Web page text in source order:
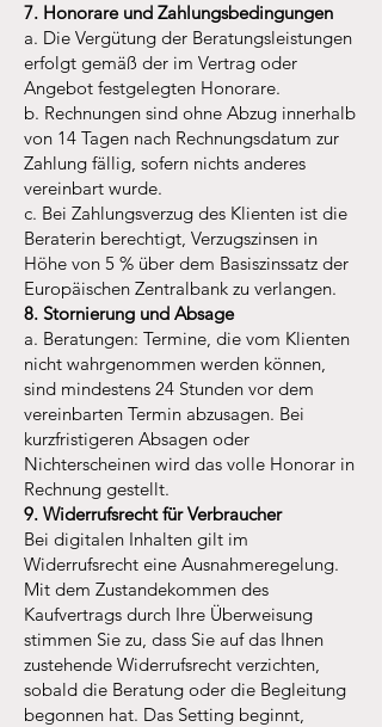
7. Honorare und Zahlungsbedingungen
a. Die Vergütung der Beratungsleistungen
erfolgt gemäß der im Vertrag oder
Angebot festgelegten Honorare.
b. Rechnungen sind ohne Abzug innerhalb
von 14 Tagen nach Rechnungsdatum zur
Zahlung fällig, sofern nichts anderes
vereinbart wurde.
c. Bei Zahlungsverzug des Klienten ist die
Beraterin berechtigt, Verzugszinsen in
Höhe von 5 % über dem Basiszinssatz der
Europäischen Zentralbank zu verlangen.
8. Stornierung und Absage
a. Beratungen: Termine, die vom Klienten
nicht wahrgenommen werden können,
sind mindestens 24 Stunden vor dem
vereinbarten Termin abzusagen. Bei
kurzfristigeren Absagen oder
Nichterscheinen wird das volle Honorar in
Rechnung gestellt.
9. Widerrufsrecht für Verbraucher
Bei digitalen Inhalten gilt im
Widerrufsrecht eine Ausnahmeregelung.
Mit dem Zustandekommen des
Kaufvertrags durch Ihre Überweisung
stimmen Sie zu, dass Sie auf das Ihnen
zustehende Widerrufsrecht verzichten,
sobald die Beratung oder die Begleitung
begonnen hat. Das Setting beginnt,